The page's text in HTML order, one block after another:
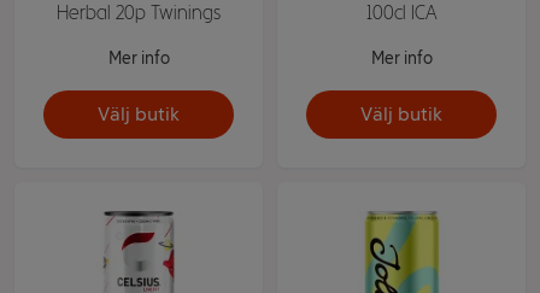
Herbal 20p Twinings
Mer info
Välj butik
100cl ICA
Mer info
Välj butik